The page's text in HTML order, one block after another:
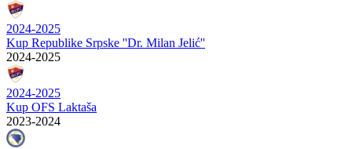
2024-2025
Kup Republike Srpske ''Dr. Milan Jelić''
2024-2025
2024-2025
Kup OFS Laktaša
2023-2024